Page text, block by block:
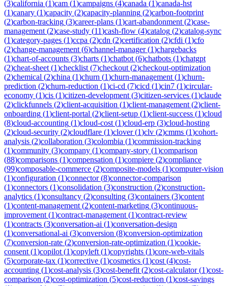
(3)california (1)cam (1)campaigns (4)canada (1)canada-hst
(1)canary (1)capacity (2)capacity-planning (2)carbon-footprint
(2)carbon-tracking (3)career-plans (1)cart-abandonment (2)case-
management (2)case-study (11)cash-flow (4)catalog (2)catalog-sync
(1)category-pages (1)ccpa (2)cdn (2)certification (2)cfdi (1)cfo
(2)change-management (6)channel-manager(1)chargebacks
(1)chart-of-accounts (3)charts (1)chatbot (6)chatbots (1)chatgpt
(2)cheat-sheet (1)checklist (7)checkout (2)checkout-optimization
(2)chemical (2)china (1)churn (1)churn-management (1)churn-
prediction (2)churn-reduction (1)ci-cd (7)cicd (1)cin7 (1)circular-
economy (1)cis (1)citizen-development (3)citizen-services (1)claude
(2)clickfunnels (2)client-acquisition (1)client-management (2)client-
onboarding (1)client-portal (2)client-setup (1)client-success (1)cloud
(8)cloud-accounting (1)cloud-cost (1)cloud-erp (3)cloud-hosting
(2)cloud-security (2)cloudflare (1)clover(1)clv (2)cmms (1)cohort-
analysis (2)collaboration (3)colombia (1)commission-tracking
(1)community (3)company (1)company-story (1)comparison
(88)comparisons (1)compensation (1)compiere (2)compliance
(99)composable-commerce (2)composite-models (1)computer-vision
(1)configuration (1)connector(8)connector-comparison
(1)connectors (1)consolidation (3)construction (2)construction-
analytics (1)consultancy (2)consulting (3)containers (3)content
(1)content-management (2)content-marketing (3)continuous-
improvement (1)contract-management (1)contract-review
(1)contracts (3)conversation-ai (1)conversation-design
(1)conversational-ai (3)conversion (8)conversion-optimization
(7)conversion-rate (2)conversion-rate-optimization (1)cookie-
consent (1)copilot (1)copyleft (1)copyrights (1)core-web-vitals
(5)corporate-tax (1)corrective (1)cosmetics (1)cost (4)cost-
accounting (1)cost-analysis (3)cost-benefit (2)cost-calculator(1)cost-
comparison (2)cost-optimization (5)cost-reduction (1)cost-savings